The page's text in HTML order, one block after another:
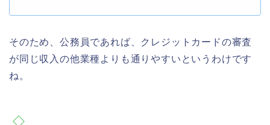
そのため、公務員であれば、クレジットカードの審査
が同じ収入の他業種よりも通りやすいというわけです
ね。